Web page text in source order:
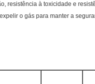
resistência à toxicidade e
o gás para manter a